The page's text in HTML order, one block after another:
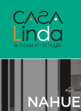
content